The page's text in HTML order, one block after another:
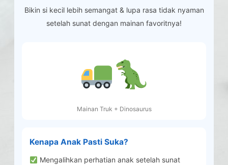
Bikin si kecil lebih semangat & lupa rasa tidak nyaman
setelah sunat dengan mainan favoritnya!
Mainan Truk + Dinosaurus
Kenapa Anak Pasti Suka?
Mengalihkan perhatian anak setelah sunat